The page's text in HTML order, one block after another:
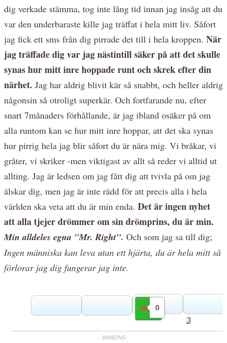
dig verkade stämma, tog inte lång tid innan jag insåg att du
var den underbaraste kille jag träffat i hela mitt liv. Såfort
jag fick ett sms från dig pirrade det till i hela kroppen. När
jag träffade dig var jag nästintill säker på att det skulle
synas hur mitt inre hoppade runt och skrek efter din
närhet. Jag har aldrig blivit kär så snabbt, och heller aldrig
någonsin så otroligt superkär. Och fortfarande nu, efter
snart 7månaders förhållande, är jag ibland osäker på om
alla runtom kan se hur mitt inre hoppar, att det ska synas
hur pirrig hela jag blir såfort du är nära mig. Vi bråkar, vi
gråter, vi skriker -men viktigast av allt så reder vi alltid ut
allting. Jag är ledsen om jag fått dig att tvivla på om jag
älskar dig, men jag är inte rädd för att precis alla i hela
världen ska veta att du är min enda. Det är ingen nyhet
att alla tjejer drömmer om sin drömprins, du är min.
Min alldeles egna "Mr. Right". Och som jag sa till dig;
Ingen människa kan leva utan ett hjärta, du är hela mitt så
förlorar jag dig fungerar jag inte.
0
Gilla
3